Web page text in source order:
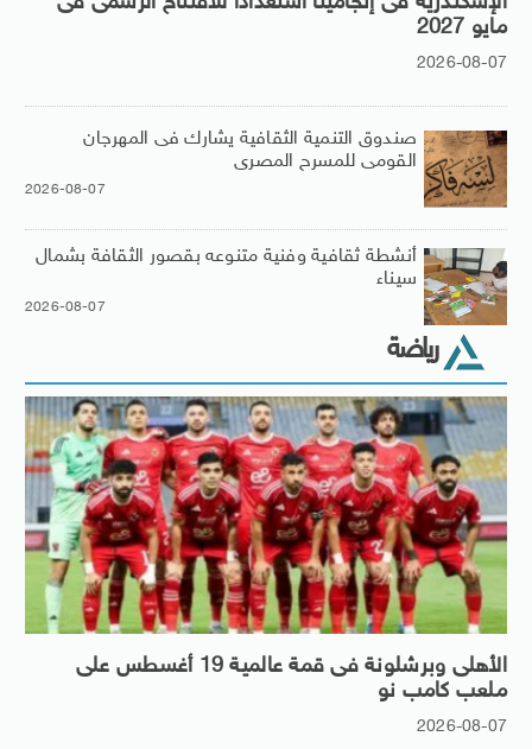
مايو 2027
2026-08-07
صندوق التنمية الثقافية يشارك فى المهرجان
القومى للمسرح المصرى
2026-08-07
أنشطة ثقافية وفنية متنوعه بقصور الثقافة بشمال
سيناء
2026-08-07
رياضة
الأهلى وبرشلونة فى قمة عالمية 19 أغسطس على
ملعب كامب نو
2026-08-07